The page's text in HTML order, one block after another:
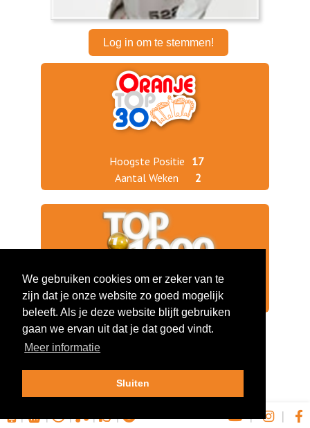
Log in om te stemmen!
Hoogste Positie 17
Aantal Weken
2
Jaargang 2021 664
| | | | | | |
We gebruiken cookies om er zeker van te
zijn dat je onze website zo goed mogelijk
beleeft. Als je deze website blijft gebruiken
gaan we ervan uit dat je dat goed vindt.
Meer informatie
Sluiten